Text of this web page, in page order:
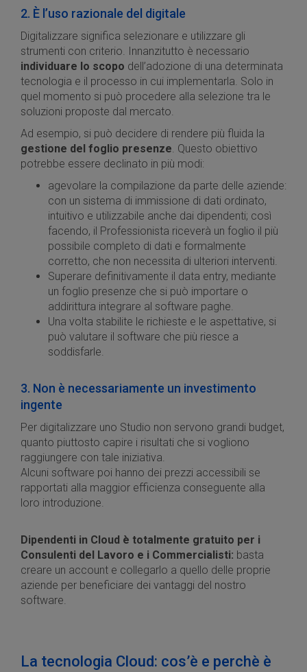
2. È l’uso razionale del digitale
Digitalizzare significa selezionare e utilizzare gli
strumenti con criterio. Innanzitutto è necessario
individuare lo scopo dell’adozione di una determinata
tecnologia e il processo in cui implementarla. Solo in
quel momento si può procedere alla selezione tra le
soluzioni proposte dal mercato.
Ad esempio, si può decidere di rendere più fluida la
gestione del foglio presenze. Questo obiettivo
potrebbe essere declinato in più modi:
agevolare la compilazione da parte delle aziende:
con un sistema di immissione di dati ordinato,
intuitivo e utilizzabile anche dai dipendenti; così
facendo, il Professionista riceverà un foglio il più
possibile completo di dati e formalmente
corretto, che non necessita di ulteriori interventi.
Superare definitivamente il data entry, mediante
un foglio presenze che si può importare o
addirittura integrare al software paghe.
Una volta stabilite le richieste e le aspettative, si
può valutare il software che più riesce a
soddisfarle.
3. Non è necessariamente un investimento
ingente
Per digitalizzare uno Studio non servono grandi budget,
quanto piuttosto capire i risultati che si vogliono
raggiungere con tale iniziativa.
Alcuni software poi hanno dei prezzi accessibili se
rapportati alla maggior efficienza conseguente alla
loro introduzione.
Dipendenti in Cloud è totalmente gratuito per i
Consulenti del Lavoro e i Commercialisti: basta
creare un account e collegarlo a quello delle proprie
aziende per beneficiare dei vantaggi del nostro
software.
La tecnologia Cloud: cos’è e perchè è